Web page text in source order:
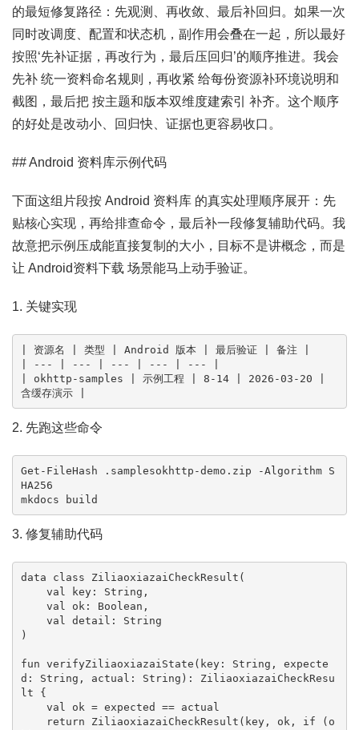
的最短修复路径：先观测、再收敛、最后补回归。如果一次
同时改调度、配置和状态机，副作用会叠在一起，所以最好
按照‘先补证据，再改行为，最后压回归’的顺序推进。我会
先补 统一资料命名规则，再收紧 给每份资源补环境说明和
截图，最后把 按主题和版本双维度建索引 补齐。这个顺序
的好处是改动小、回归快、证据也更容易收口。
## Android 资料库示例代码
下面这组片段按 Android 资料库 的真实处理顺序展开：先
贴核心实现，再给排查命令，最后补一段修复辅助代码。我
故意把示例压成能直接复制的大小，目标不是讲概念，而是
让 Android资料下载 场景能马上动手验证。
1. 关键实现
| 资源名 | 类型 | Android 版本 | 最后验证 | 备注 |
| --- | --- | --- | --- | --- |
| okhttp-samples | 示例工程 | 8-14 | 2026-03-20 |
含缓存演示 |
2. 先跑这些命令
Get-FileHash .samplesokhttp-demo.zip -Algorithm S
HA256
mkdocs build
3. 修复辅助代码
data class ZiliaoxiazaiCheckResult(
)
fun verifyZiliaoxiazaiState(key: String, expecte
d: String, actual: String): ZiliaoxiazaiCheckResu
lt {